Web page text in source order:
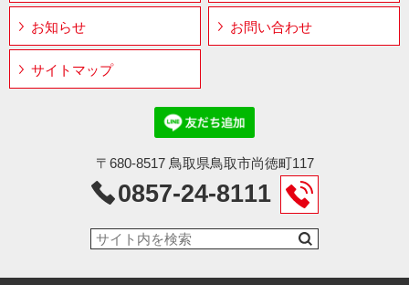
お知らせ お問い合わせ
サイトマップ
〒680-8517 鳥取県鳥取市尚徳町117
0857-24-8111